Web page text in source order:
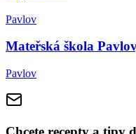
Pavlov
Mateřská škola
Pavlov